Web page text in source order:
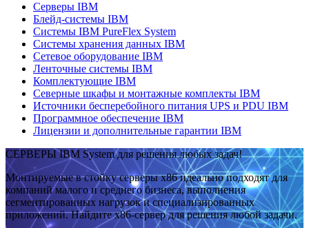
Серверы IBM
Блейд-системы IBM
Системы IBM PureFlex System
Системы хранения данных IBM
Сетевое оборудование IBM
Ленточные системы IBM
Комплектующие IBM
Северные шкафы и монтажные комплекты IBM
Источники бесперебойного питания UPS и PDU IBM
Программное обеспечение IBM
Лицензии и дополнительные гарантии IBM
СЕРВЕРЫ IBM System для решения любых задач!
Монтируемые в стойку серверы x86 идеально подходят для
компаний малого и среднего бизнеса, выполнения
сегментированных нагрузок и специализированных
приложений. Найдите x86-сервер для решения любой задачи.